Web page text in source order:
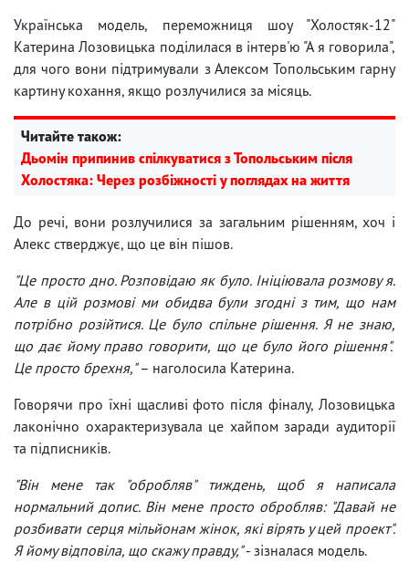
Українська модель, переможниця шоу "Холостяк-12"
Катерина Лозовицька поділилася в інтерв'ю "А я говорила",
для чого вони підтримували з Алексом Топольським гарну
картину кохання, якщо розлучилися за місяць.
Читайте також:
Дьомін припинив спілкуватися з Топольським після
Холостяка: Через розбіжності у поглядах на життя
До речі, вони розлучилися за загальним рішенням, хоч і
Алекс стверджує, що це він пішов.
"Це просто дно. Розповідаю як було. Ініціювала розмову я.
Але в цій розмові ми обидва були згодні з тим, що нам
потрібно розійтися. Це було спільне рішення. Я не знаю,
що дає йому право говорити, що це було його рішення".
Це просто брехня,"– наголосила Катерина.
Говорячи про їхні щасливі фото після фіналу, Лозовицька
лаконічно охарактеризувала це хайпом заради аудиторії
та підписників.
"Він мене так "обробляв" тиждень, щоб я написала
нормальний допис. Він мене просто обробляв: "Давай не
розбивати серця мільйонам жінок, які вірять у цей проект".
Я йому відповіла, що скажу правду,"- зізналася модель.